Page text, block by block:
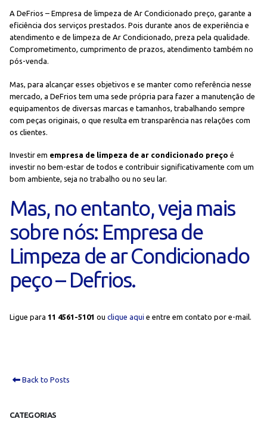
A DeFrios – Empresa de limpeza de Ar Condicionado preço, garante a
eficiência dos serviços prestados. Pois durante anos de experiência e
atendimento e de limpeza de Ar Condicionado, preza pela qualidade.
Comprometimento, cumprimento de prazos, atendimento também no
pós-venda.
Mas, para alcançar esses objetivos e se manter como referência nesse
mercado, a DeFrios tem uma sede própria para fazer a manutenção de
equipamentos de diversas marcas e tamanhos, trabalhando sempre
com peças originais, o que resulta em transparência nas relações com
os clientes.
Investir em empresa de limpeza de ar condicionado preço é
investir no bem-estar de todos e contribuir significativamente com um
bom ambiente, seja no trabalho ou no seu lar.
Mas, no entanto, veja mais
sobre nós: Empresa de
Limpeza de ar Condicionado
peço – Defrios.
Ligue para 11 4561-5101 ou clique aqui e entre em contato por e-mail.
Back to Posts
CATEGORIAS